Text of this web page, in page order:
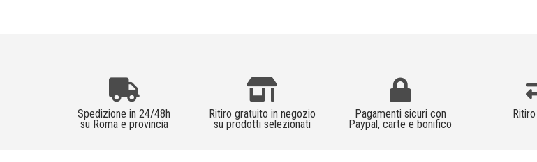
Spedizione in 24/48h
su Roma e provincia
Ritiro gratuito in negozio
su prodotti selezionati
Pagamenti sicuri con
Paypal, carte e bonifico